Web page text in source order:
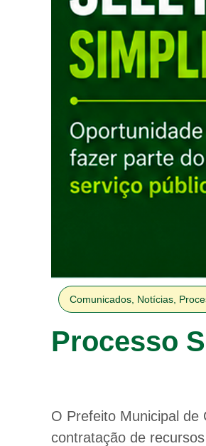
Comunicados Notícias
Processo
O Prefeito Municipal de
contratação de